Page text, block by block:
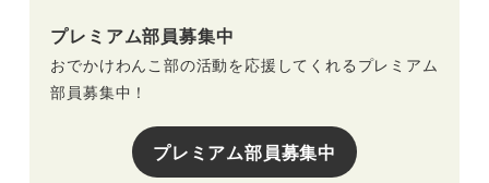
プレミアム部員募集中
おでかけわんこ部の活動を応援してくれるプレミアム
部員募集中！
プレミアム部員募集中